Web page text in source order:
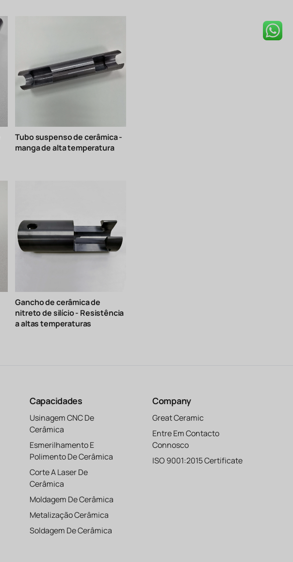
Tubo suspenso de cerâmica -
manga de alta temperatura
Gancho de cerâmica de
nitreto de silício - Resistência
a altas temperaturas
Capacidades
Usinagem CNC De
Cerâmica
Esmerilhamento E
Polimento De Cerâmica
Corte A Laser De
Cerâmica
Moldagem De Cerâmica
Metalização Cerâmica
Soldagem De Cerâmica
Company
Great Ceramic
Entre Em Contacto
Connosco
ISO 9001:2015 Certificate